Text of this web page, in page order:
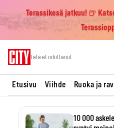
Terassikesä jatkuu! 🍺
Tätä et odottanut
Etusivu Viihde Ruoka ja
10 000